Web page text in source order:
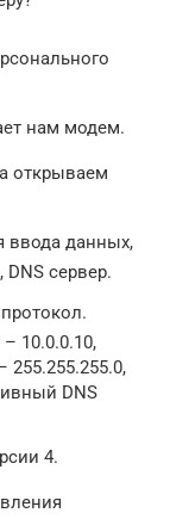
нам модем.
открываем
ввода данных,
сервер.
10.0.0.10,
255.255.255.0,
DNS
4.